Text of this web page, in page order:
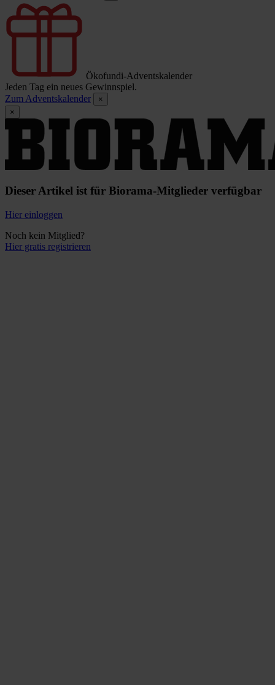
Ökofundi-Adventskalender
Jeden Tag ein neues Gewinnspiel.
Zum Adventskalender
×
×
Dieser Artikel ist für Biorama-Mitglieder verfügbar
Hier einloggen
Noch kein Mitglied?
Hier gratis registrieren